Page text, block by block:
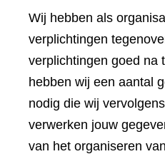
Wij hebben als
verplichtingen
verplichtingen goed na
hebben wij een aantal
nodig die wij
verwerken jouw
van het organiseren